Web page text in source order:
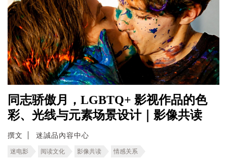
同志骄傲月，LGBTQ+ 影视作品的色
彩、光线与元素场景设计｜影像共读
撰文 迷誠品內容中心
迷电影 阅读文化 影像共读 情感关系